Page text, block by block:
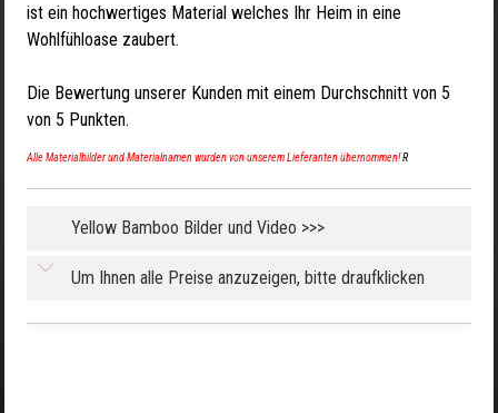
ist ein hochwertiges Material welches Ihr Heim in eine
Wohlfühloase zaubert.
Die Bewertung unserer Kunden mit einem Durchschnitt von 5
von 5 Punkten.
Alle Materialbilder und Materialnamen wurden von unserem Lieferanten übernommen!R
Yellow Bamboo Bilder und Video >>>
Um Ihnen alle Preise anzuzeigen, bitte draufklicken